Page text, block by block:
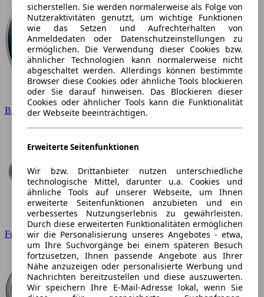
BMW
Ford
sicherstellen. Sie werden normalerweise als Folge von
Nutzeraktivitäten genutzt, um wichtige Funktionen
wie das Setzen und Aufrechterhalten von
Anmeldedaten oder Datenschutzeinstellungen zu
ermöglichen. Die Verwendung dieser Cookies bzw.
ähnlicher Technologien kann normalerweise nicht
abgeschaltet werden. Allerdings können bestimmte
Browser diese Cookies oder ähnliche Tools blockieren
oder Sie darauf hinweisen. Das Blockieren dieser
Cookies oder ähnlicher Tools kann die Funktionalität
der Webseite beeinträchtigen.
Erweiterte Seitenfunktionen
Wir bzw. Drittanbieter nutzen unterschiedliche
technologische Mittel, darunter u.a. Cookies und
ähnliche Tools auf unserer Webseite, um Ihnen
erweiterte Seitenfunktionen anzubieten und ein
verbessertes Nutzungserlebnis zu gewährleisten.
Durch diese erweiterten Funktionalitäten ermöglichen
wir die Personalisierung unseres Angebotes - etwa,
um Ihre Suchvorgänge bei einem späteren Besuch
fortzusetzen, Ihnen passende Angebote aus Ihrer
Nähe anzuzeigen oder personalisierte Werbung und
Nachrichten bereitzustellen und diese auszuwerten.
Wir speichern Ihre E-Mail-Adresse lokal, wenn Sie